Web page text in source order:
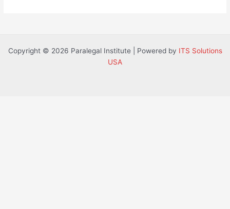
Copyright © 2026 Paralegal Institute | Powered by ITS Solutions
USA